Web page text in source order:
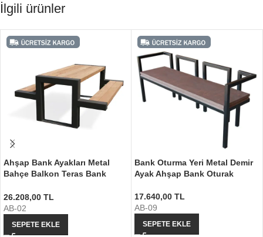
İlgili ürünler
Ahşap Bank Ayakları Metal
Bahçe Balkon Teras Bank
26.208,00 TL
AB-02
SEPETE EKLE
Bank Oturma Yeri Metal Demir
Ayak Ahşap Bank Oturak
17.640,00 TL
AB-09
SEPETE EKLE